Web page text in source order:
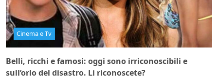
Cinema e Tv
Belli, ricchi e famosi: oggi sono irriconoscibili e
sull’orlo del disastro. Li riconoscete?